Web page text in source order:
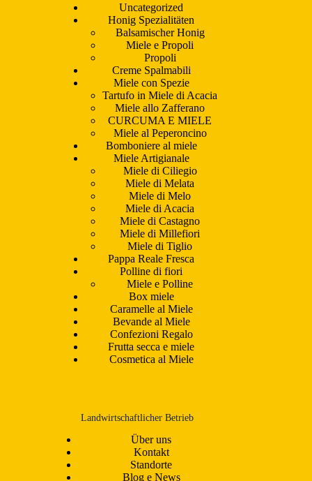
Uncategorized
Honig Spezialitäten
Balsamischer Honig
Miele e Propoli
Propoli
Creme Spalmabili
Miele con Spezie
Tartufo in Miele di Acacia
Miele allo Zafferano
CURCUMA E MIELE
Miele al Peperoncino
Bomboniere al miele
Miele Artigianale
Miele di Ciliegio
Miele di Melata
Miele di Melo
Miele di Acacia
Miele di Castagno
Miele di Millefiori
Miele di Tiglio
Pappa Reale Fresca
Polline di fiori
Miele e Polline
Box miele
Caramelle al Miele
Bevande al Miele
Confezioni Regalo
Frutta secca e miele
Cosmetica al Miele
Landwirtschaftlicher Betrieb
Über uns
Kontakt
Standorte
Blog e News